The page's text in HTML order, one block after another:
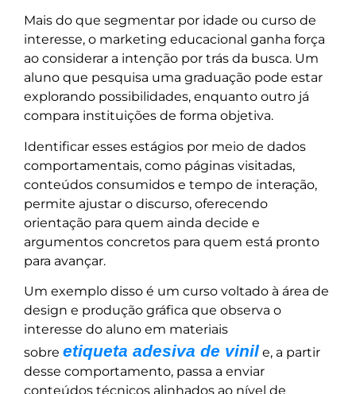
Mais do que segmentar por idade ou curso de
interesse, o marketing educacional ganha força
ao considerar a intenção por trás da busca. Um
aluno que pesquisa uma graduação pode estar
explorando possibilidades, enquanto outro já
compara instituições de forma objetiva.
Identificar esses estágios por meio de dados
comportamentais, como páginas visitadas,
conteúdos consumidos e tempo de interação,
permite ajustar o discurso, oferecendo
orientação para quem ainda decide e
argumentos concretos para quem está pronto
para avançar.
Um exemplo disso é um curso voltado à área de
design e produção gráfica que observa o
interesse do aluno em materiais
sobre etiqueta adesiva de vinil e, a partir
desse comportamento, passa a enviar
conteúdos técnicos alinhados ao nível de